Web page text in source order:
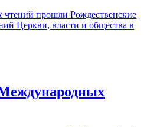
прошли Рождественские
Церкви, власти и общества в